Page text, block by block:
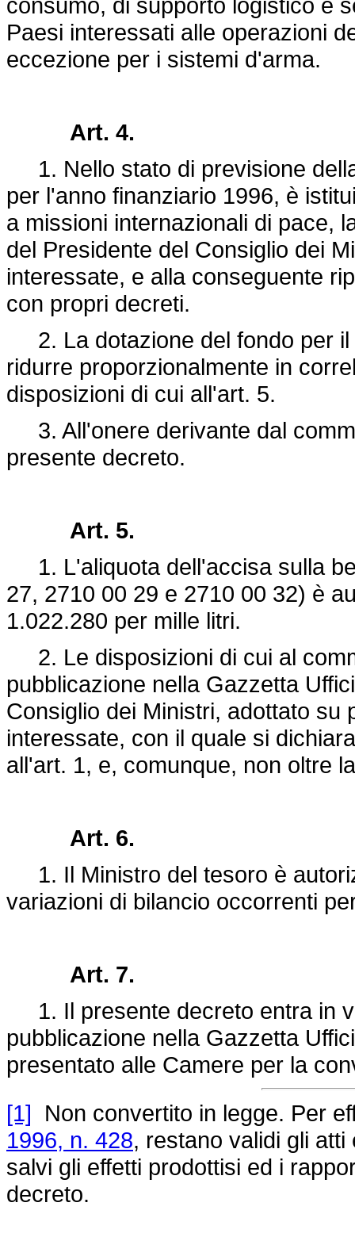
Paesi interessati alle operazioni
eccezione per i sistemi d'arma.
Art. 4.
1. Nello stato di previsione
per l'anno finanziario 1996, è
a missioni internazionali di pace,
del Presidente del Consiglio dei
interessate, e alla conseguente
con propri decreti.
2. La dotazione del fondo per il
ridurre proporzionalmente in
disposizioni di cui all'art. 5.
3. All'onere derivante dal
presente decreto.
Art. 5.
1. L'aliquota dell'accisa sulla
27, 2710 00 29 e 2710 00 32) è
1.022.280 per mille litri.
2. Le disposizioni di cui al
pubblicazione nella Gazzetta
Consiglio dei Ministri, adottato su
interessate, con il quale si
all'art. 1, e, comunque, non oltre
Art. 6.
1. Il Ministro del tesoro è
variazioni di bilancio occorrenti
Art. 7.
1. Il presente decreto entra in
pubblicazione nella Gazzetta
presentato alle Camere per la
[1] Non convertito in legge. Per
1996, n. 428, restano validi gli
salvi gli effetti prodottisi ed i
decreto.